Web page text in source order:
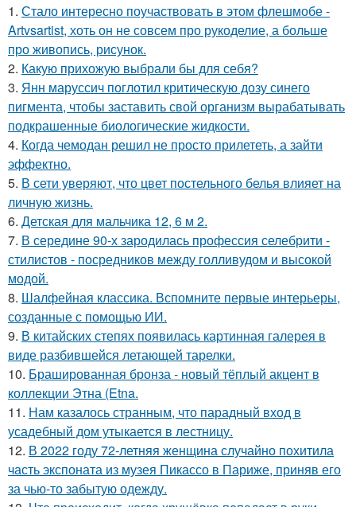
1. Стало интересно поучаствовать в этом флешмобе -
Artvsartist, хоть он не совсем про рукоделие, а больше
про живопись, рисунок.
2. Какую прихожую выбрали бы для себя?
3. Янн маруссич поглотил критическую дозу синего
пигмента, чтобы заставить свой организм вырабатывать
подкрашенные биологические жидкости.
4. Когда чемодан решил не просто прилететь, а зайти
эффектно.
5. В сети уверяют, что цвет постельного белья влияет на
личную жизнь.
6. Детская для мальчика 12, 6 м 2.
7. В середине 90-х зародилась профессия селебрити -
стилистов - посредников между голливудом и высокой
модой.
8. Шалфейная классика. Вспомните первые интерьеры,
созданные с помощью ИИ.
9. В китайских степях появилась картинная галерея в
виде разбившейся летающей тарелки.
10. Брашированная бронза - новый тёплый акцент в
коллекции Этна (Etna.
11. Нам казалось странным, что парадный вход в
усадебный дом утыкается в лестницу.
12. В 2022 году 72-летняя женщина случайно похитила
часть экспоната из музея Пикассо в Париже, приняв его
за чью-то забытую одежду.